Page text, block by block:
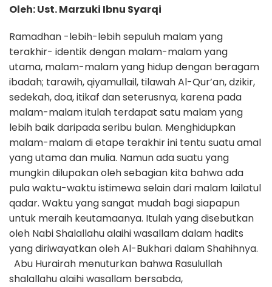
Oleh: Ust. Marzuki Ibnu Syarqi
Ramadhan -lebih-lebih sepuluh malam yang
terakhir- identik dengan malam-malam yang
utama, malam-malam yang hidup dengan beragam
ibadah; tarawih, qiyamullail, tilawah Al-Qur’an, dzikir,
sedekah, doa, itikaf dan seterusnya, karena pada
malam-malam itulah terdapat satu malam yang
lebih baik daripada seribu bulan. Menghidupkan
malam-malam di etape terakhir ini tentu suatu amal
yang utama dan mulia. Namun ada suatu yang
mungkin dilupakan oleh sebagian kita bahwa ada
pula waktu-waktu istimewa selain dari malam lailatul
qadar. Waktu yang sangat mudah bagi siapapun
untuk meraih keutamaanya. Itulah yang disebutkan
oleh Nabi Shalallahu alaihi wasallam dalam hadits
yang diriwayatkan oleh Al-Bukhari dalam Shahihnya.
Abu Hurairah menuturkan bahwa Rasulullah
shalallahu alaihi wasallam bersabda,